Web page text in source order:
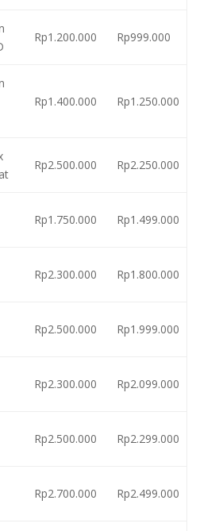
Rp1.200.000 Rp999.000
Rp1.400.000 Rp1.250.000
Rp2.500.000 Rp2.250.000
Rp1.750.000 Rp1.499.000
Rp2.300.000 Rp1.800.000
Rp2.500.000 Rp1.999.000
Rp2.300.000 Rp2.099.000
Rp2.500.000 Rp2.299.000
Rp2.700.000 Rp2.499.000